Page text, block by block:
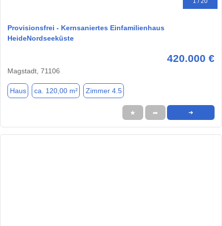
Provisionsfrei - Kernsaniertes Einfamilienhaus
HeideNordseeküste
420.000 €
Magstadt, 71106
Haus ca. 120,00 m² Zimmer 4.5
★ ➦ ➜